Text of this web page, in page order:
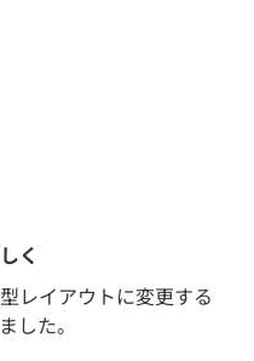
く
レイアウトに変更する
した。